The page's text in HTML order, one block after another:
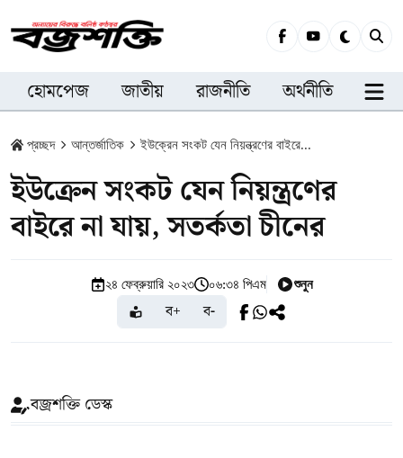
হোমপেজ জাতীয় রাজনীতি অর্থনীতি
প্রচ্ছদ আন্তর্জাতিক ইউক্রেন সংকট যেন নিয়ন্ত্রণের বাইরে...
ইউক্রেন সংকট যেন নিয়ন্ত্রণের
বাইরে না যায়, সতর্কতা চীনের
২৪ ফেব্রুয়ারি ২০২৩ ০৬:৩৪ পিএম শুনুন
ব+ ব-
বজ্রশক্তি ডেস্ক